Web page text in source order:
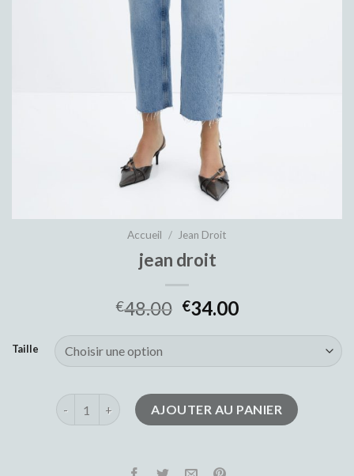
Accueil / Jean Droit
jean droit
€48.00 €34.00
Taille
quantité de jean droitAJOUTER AU PANIER